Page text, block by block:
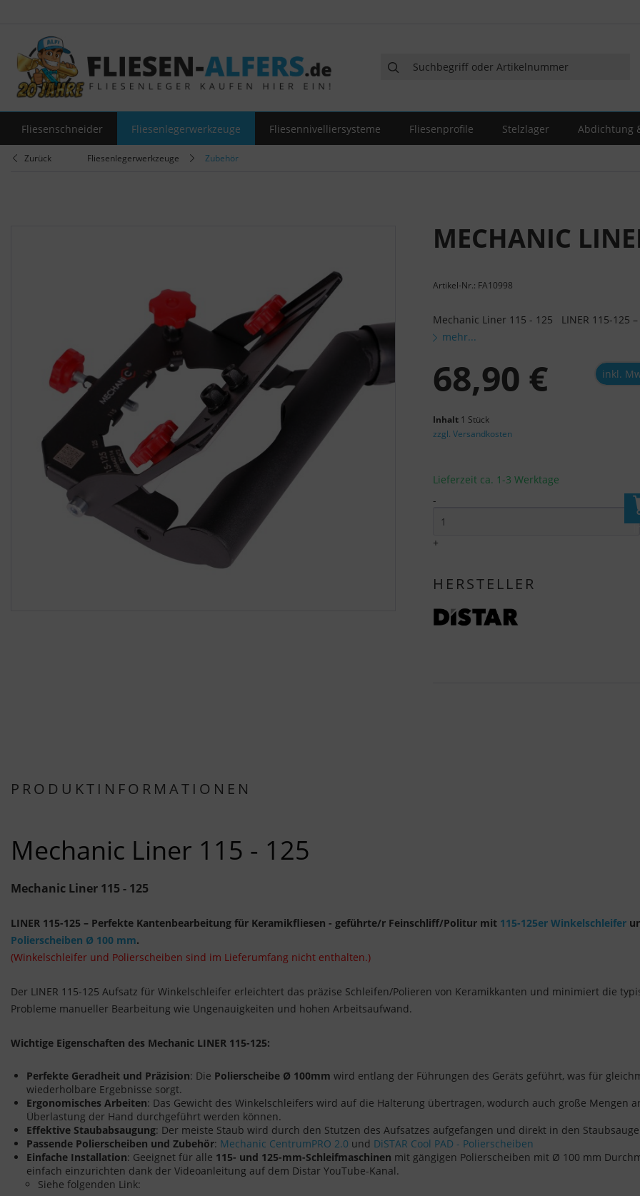
Fliesenschneider Fliesenlegerwerkzeuge Fliesennivelliersysteme Fliesenprofile Stelzlager Abdichtung
Zurück Fliesenlegerwerkzeuge Zubehör
MECHANIC
Artikel-Nr.: FA10998
Mechanic Liner 115 - 125 LINER 115-125
mehr...
68,90 € inkl.
Inhalt 1 Stück
zzgl. Versandkosten
Lieferzeit ca. 1-3 Werktage
-
+
HERSTELLER
PRODUKTINFORMATIONEN
Mechanic Liner 115 - 125
Mechanic Liner 115 - 125
LINER 115-125 – Perfekte Kantenbearbeitung für Keramikfliesen - geführte/r Feinschliff/Politur mit 115-125er Winkelschleifer
Polierscheiben Ø 100 mm.
(Winkelschleifer und Polierscheiben sind im Lieferumfang nicht enthalten.)
Der LINER 115-125 Aufsatz für Winkelschleifer erleichtert das präzise Schleifen/Polieren von Keramikkanten und minimiert die
Probleme manueller Bearbeitung wie Ungenauigkeiten und hohen Arbeitsaufwand.
Wichtige Eigenschaften des Mechanic LINER 115-125:
Perfekte Geradheit und Präzision: Die Polierscheibe Ø 100mm wird entlang der Führungen des Geräts geführt, was für
wiederholbare Ergebnisse sorgt.
Ergonomisches Arbeiten: Das Gewicht des Winkelschleifers wird auf die Halterung übertragen, wodurch auch große Mengen
Überlastung der Hand durchgeführt werden können.
Effektive Staubabsaugung: Der meiste Staub wird durch den Stutzen des Aufsatzes aufgefangen und direkt in den
Passende Polierscheiben und Zubehör: Mechanic CentrumPRO 2.0 und DiSTAR Cool PAD - Polierscheiben
Einfache Installation: Geeignet für alle 115- und 125-mm-Schleifmaschinen mit gängigen Polierscheiben mit Ø 100 mm
einfach einzurichten dank der Videoanleitung auf dem Distar YouTube-Kanal.
Siehe folgenden Link: